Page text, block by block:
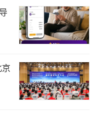
。他认为，在双循环
击，打造一批细分专
经管学院高管教育中
业代表张瑾，一起探